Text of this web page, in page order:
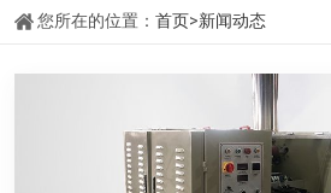
您所在的位置： 首页>新闻动态